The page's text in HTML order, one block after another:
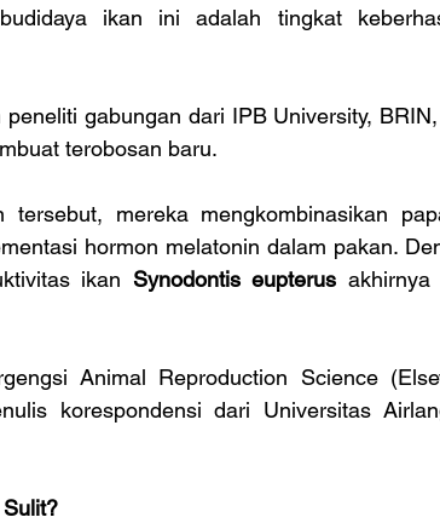
ikan ini adalah tingkat
gabungan dari IPB University,
terobosan baru.
mereka mengkombinasikan
hormon melatonin dalam pakan.
ikan Synodontis eupterus akhirnya
Animal Reproduction Science
korespondensi dari Universitas